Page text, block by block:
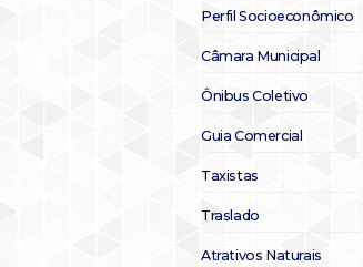
Perfil Socioeconômico
Câmara Municipal
Ônibus Coletivo
Guia Comercial
Taxistas
Traslado
Atrativos Naturais